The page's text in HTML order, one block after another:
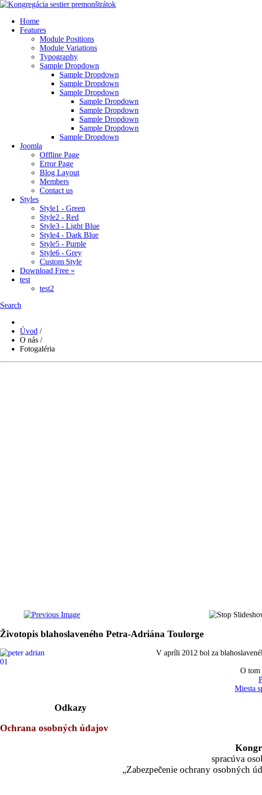
Home
Features
Module Positions
Module Variations
Typography
Sample Dropdown
Sample Dropdown
Sample Dropdown
Sample Dropdown
Sample Dropdown
Sample Dropdown
Sample Dropdown
Sample Dropdown
Sample Dropdown
Joomla
Offline Page
Error Page
Blog Layout
Members
Contact us
Styles
Style1 - Green
Style2 - Red
Style3 - Light Blue
Style4 - Dark Blue
Style5 - Purple
Style6 - Grey
Custom Style
Download Free »
test
test2
Search
Úvod /
O nás /
Fotogaléria
Životopis blahoslaveného Petra-Adriána Toulorge
V apríli 2012 bol za
O tom
Miesta
Odkazy
Ochrana osobných údajov
spracúva
„Zabezpečenie ochrany osobných